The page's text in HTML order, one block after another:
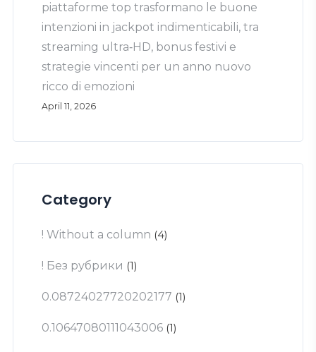
piattaforme top trasformano le buone
intenzioni in jackpot indimenticabili, tra
streaming ultra‑HD, bonus festivi e
strategie vincenti per un anno nuovo
ricco di emozioni
April 11, 2026
Category
! Without a column (4)
! Без рубрики (1)
0.08724027720202177 (1)
0.10647080111043006 (1)